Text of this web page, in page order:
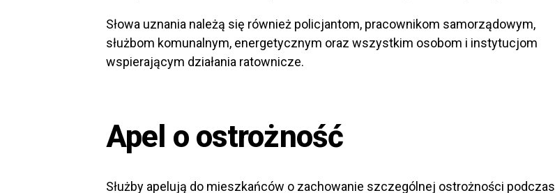
Słowa uznania należą się również policjantom, pracownikom samorządowym,
służbom komunalnym, energetycznym oraz wszystkim osobom i instytucjom
wspierającym działania ratownicze.
Apel o ostrożność
Służby apelują do mieszkańców o zachowanie szczególnej ostrożności podczas